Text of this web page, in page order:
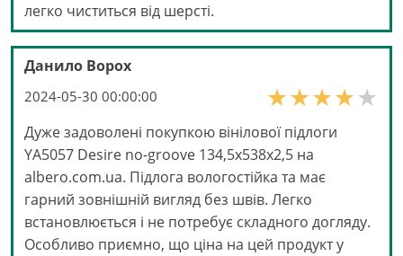
легко чиститься від шерсті.
Данило Ворох
2024-05-30 00:00:00
Дуже задоволені покупкою вінілової підлоги
YA5057 Desire no-groove 134,5x538x2,5 на
albero.com.ua. Підлога вологостійка та має
гарний зовнішній вигляд без швів. Легко
встановлюється і не потребує складного догляду.
Особливо приємно, що ціна на цей продукт у